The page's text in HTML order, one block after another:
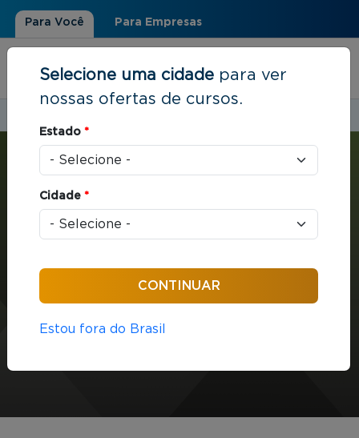
Para Você Para Empresas
Você está aqui
Estratégia e Negócios
MBA
Selecione uma cidade para ver
nossas ofertas de cursos.
Estado *
Cidade *
Estou fora do Brasil